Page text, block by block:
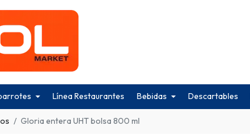
Línea Restaurantes Bebidas Descartables
Gloria entera UHT bolsa 800 ml